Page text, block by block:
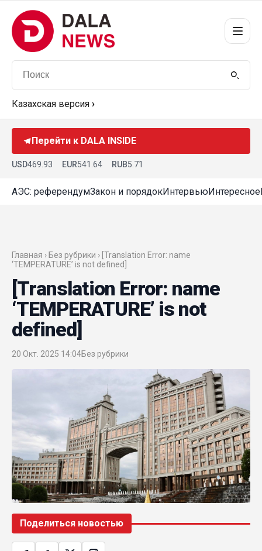
Казахская версия ›
Перейти к DALA INSIDE
USD469.93 EUR541.64 RUB5.71
АЭС: референдумЗакон и порядокИнтервьюИнтересное
Главная › Без рубрики › [Translation Error: name
‘TEMPERATURE’ is not defined]
[Translation Error: name
‘TEMPERATURE’ is not
defined]
20 Окт. 2025 14:04Без рубрики
Поделиться новостью